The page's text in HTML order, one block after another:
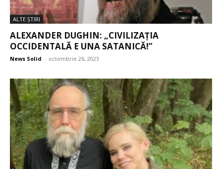
ALTE ŞTIRI
ALEXANDER DUGHIN: „CIVILIZAȚIA
OCCIDENTALĂ E UNA SATANICĂ!”
News Solid - octombrie 26, 2023